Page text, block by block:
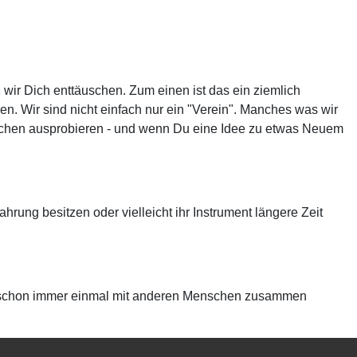
Dich enttäuschen. Zum einen ist das ein ziemlich
Wir sind nicht einfach nur ein "Verein". Manches was wir
ausprobieren - und wenn Du eine Idee zu etwas Neuem
besitzen oder vielleicht ihr Instrument längere Zeit
immer einmal mit anderen Menschen zusammen